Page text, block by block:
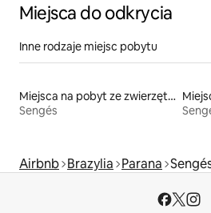
Miejsca do odkrycia
Inne rodzaje miejsc pobytu
Miejsca na pobyt ze zwierzętami
Sengés
Airbnb Brazylia Parana